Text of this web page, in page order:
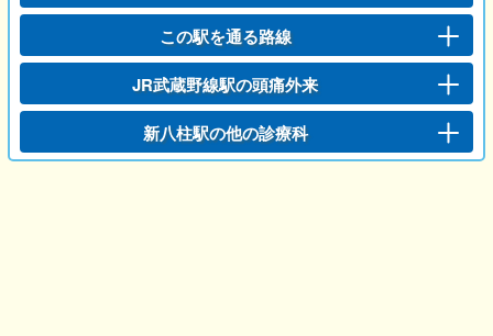
この駅を通る路線
JR武蔵野線駅の頭痛外来
新八柱駅の他の診療科